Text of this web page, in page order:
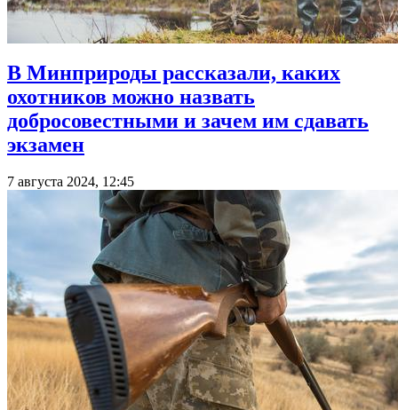
В Минприроды рассказали, каких
охотников можно назвать
добросовестными и зачем им сдавать
экзамен
7 августа 2024, 12:45